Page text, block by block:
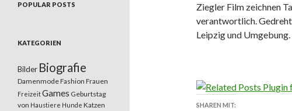
Ziegler Film zeichnen
verantwortlich.
Leipzig und Umgebung.
SHAREN MIT:
POPULAR POSTS
KATEGORIEN
Bilder Biografie
DamenmodeFashion Frauen
FreizeitGames Geburtstag
von Haustiere Hunde Katzen